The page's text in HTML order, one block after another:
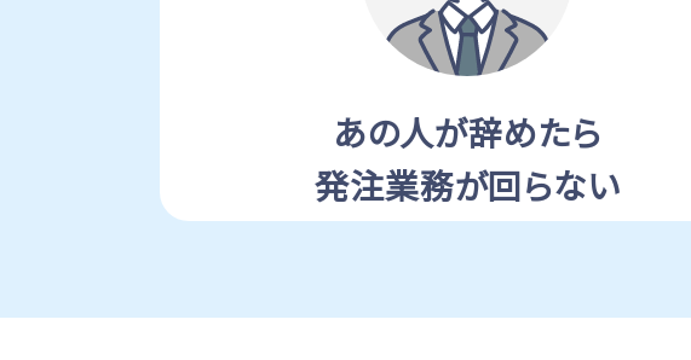
あの人が辞めたら
発注業務が回らない